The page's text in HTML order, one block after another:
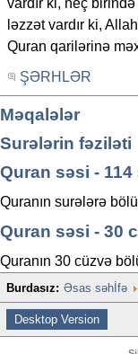
vardır ki, heç
ləzzət vardır ki,
Quran qarilərinə
ŞƏRHLƏR
Məqalələr
Surələrin fəziləti
Quran səsi - 114
Quranın surələrə
Quran səsi - 30
Quranın 30 cüzvə
Burdasız: Əsas səhİfə
Desktop Version